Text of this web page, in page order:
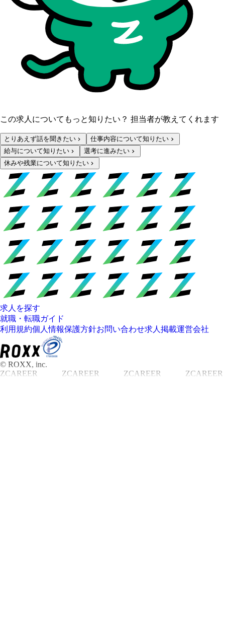
この求人についてもっと知りたい？ 担当者が教えてくれます
とりあえず話を聞きたい
仕事内容について知りたい
給与について知りたい
選考に進みたい
休みや残業について知りたい
求人を探す
就職・転職ガイド
利用規約個人情報保護方針お問い合わせ求人掲載運営会社
© ROXX, inc.
ZCAREER
ZCAREER ZCAREER ZCAREER